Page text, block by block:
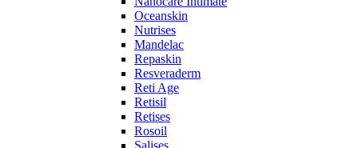
Oceanskin
Nutrises
Mandelac
Repaskin
Resveraderm
Reti Age
Retisil
Retises
Rosoil
Salises